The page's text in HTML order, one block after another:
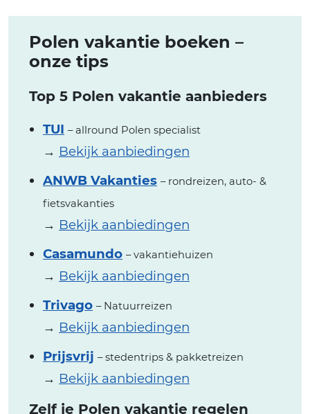
Polen vakantie boeken –
onze tips
Top 5 Polen vakantie aanbieders
TUI – allround Polen specialist
→ Bekijk aanbiedingen
ANWB Vakanties – rondreizen, auto- &
fietsvakanties
→ Bekijk aanbiedingen
Casamundo – vakantiehuizen
→ Bekijk aanbiedingen
Trivago – Natuurreizen
→ Bekijk aanbiedingen
Prijsvrij – stedentrips & pakketreizen
→ Bekijk aanbiedingen
Zelf je Polen vakantie regelen